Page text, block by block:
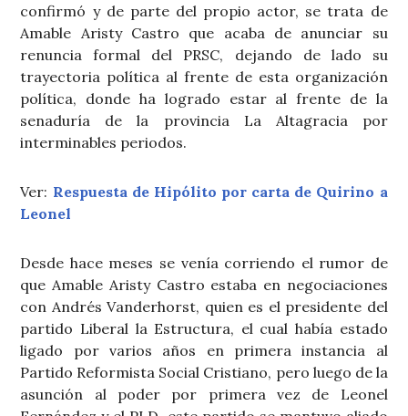
confirmó y de parte del propio actor, se trata de
Amable Aristy Castro que acaba de anunciar su
renuncia formal del PRSC, dejando de lado su
trayectoria política al frente de esta organización
política, donde ha logrado estar al frente de la
senaduría de la provincia La Altagracia por
interminables periodos.
Ver: Respuesta de Hipólito por carta de Quirino a
Leonel
Desde hace meses se venía corriendo el rumor de
que Amable Aristy Castro estaba en negociaciones
con Andrés Vanderhorst, quien es el presidente del
partido Liberal la Estructura, el cual había estado
ligado por varios años en primera instancia al
Partido Reformista Social Cristiano, pero luego de la
asunción al poder por primera vez de Leonel